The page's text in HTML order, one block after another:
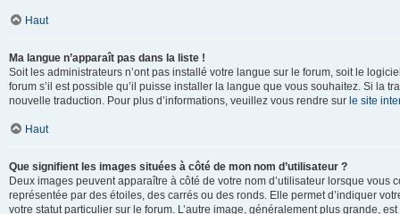
Haut
Ma langue n’apparaît pas dans la liste !
Soit les administrateurs n’ont pas installé votre langue sur le forum, soit le
forum s’il est possible qu’il puisse installer la langue que vous souhaitez. Si la
nouvelle traduction. Pour plus d’informations, veuillez vous rendre sur le site
Haut
Que signifient les images situées à côté de mon nom d’utilisateur ?
Deux images peuvent apparaître à côté de votre nom d’utilisateur lorsque
représentée par des étoiles, des carrés ou des ronds. Elle permet d’indiquer
votre statut particulier sur le forum. L’autre image, généralement plus grande,